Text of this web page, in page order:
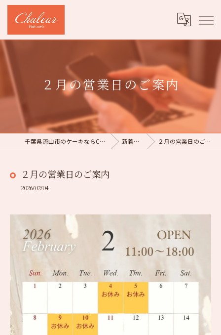
２月の営業日のご案内
千葉県流山市のケーキならChaleur 新着情報 ２月の営業日のご案内
２月の営業日のご案内
2026/02/04